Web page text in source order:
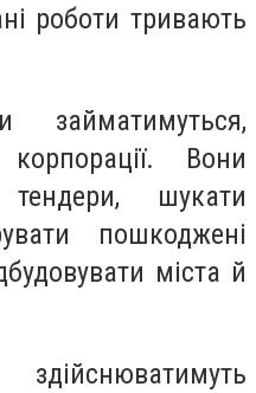
роботи тривають
займатимуться,
Вони
шукати
пошкоджені
міста й